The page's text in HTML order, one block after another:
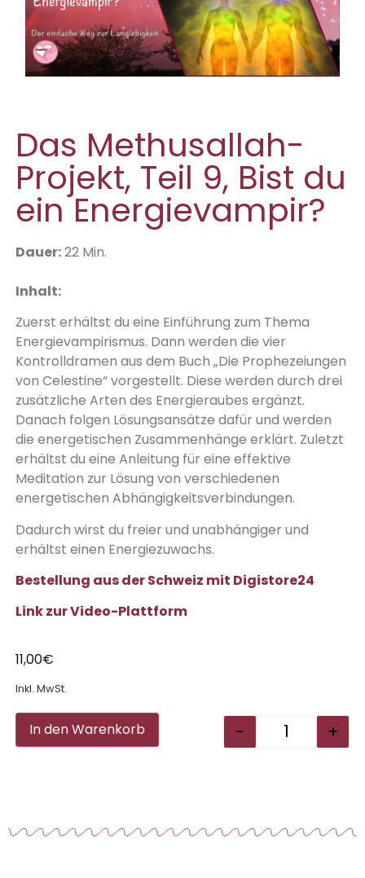
Das Methusallah-
Projekt, Teil 9, Bist du
ein Energievampir?
Dauer:22 Min.
Inhalt:
Zuerst erhältst du eine Einführung zum Thema
Energievampirismus. Dann werden die vier
Kontrolldramen aus dem Buch „Die Prophezeiungen
von Celestine“ vorgestellt. Diese werden durch drei
zusätzliche Arten des Energieraubes ergänzt.
Danach folgen Lösungsansätze dafür und werden
die energetischen Zusammenhänge erklärt. Zuletzt
erhältst du eine Anleitung für eine effektive
Meditation zur Lösung von verschiedenen
energetischen Abhängigkeitsverbindungen.
Dadurch wirst du freier und unabhängiger und
erhältst einen Energiezuwachs.
Bestellung aus der Schweiz mit Digistore24
Link zur Video-Plattform
11,00€
Inkl. MwSt.
- +
In den Warenkorb Alternative: